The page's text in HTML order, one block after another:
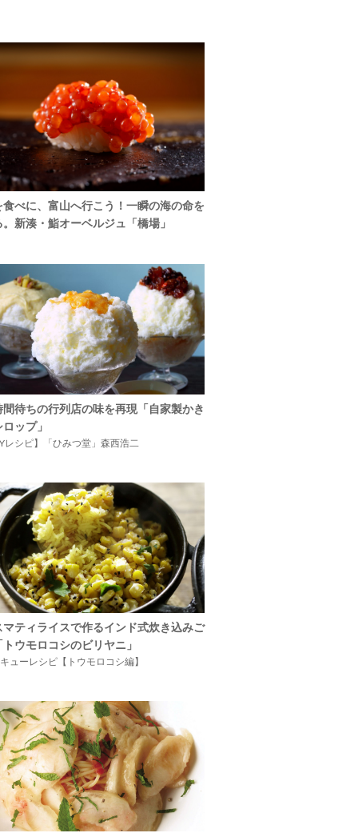
食べに、富山へ行こう！一瞬の海の命を
。新湊・鮨オーベルジュ「橋場」
間待ちの行列店の味を再現「自家製かき
ップ」
レシピ】「ひみつ堂」森西浩二
マティライスで作るインド式炊き込みご
ウモロコシのビリヤニ」
ューレシピ【トウモロコシ編】